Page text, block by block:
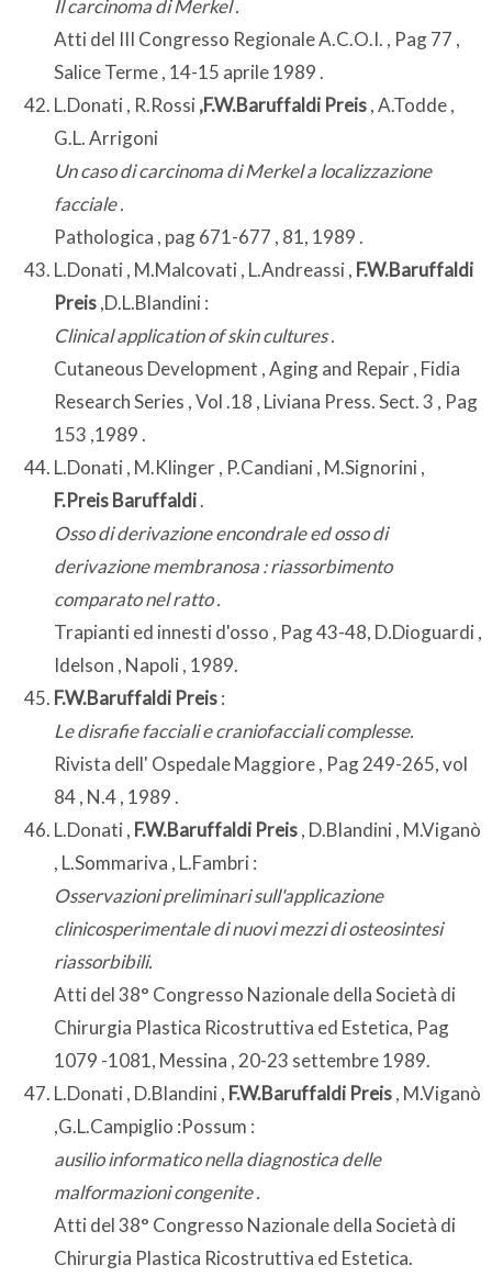
Il carcinoma di Merkel .
Atti del III Congresso Regionale A.C.O.I. , Pag 77 ,
Salice Terme , 14-15 aprile 1989 .
L.Donati , R.Rossi ,F.W.Baruffaldi Preis, A.Todde ,
G.L. Arrigoni
Un caso di carcinoma di Merkel a localizzazione
facciale .
Pathologica , pag 671-677 , 81, 1989 .
L.Donati , M.Malcovati , L.Andreassi , F.W.Baruffaldi
Preis,D.L.Blandini :
Clinical application of skin cultures .
Cutaneous Development , Aging and Repair , Fidia
Research Series , Vol .18 , Liviana Press. Sect. 3 , Pag
153 ,1989 .
L.Donati , M.Klinger , P.Candiani , M.Signorini ,
F.Preis Baruffaldi.
Osso di derivazione encondrale ed osso di
derivazione membranosa : riassorbimento
comparato nel ratto .
Trapianti ed innesti d'osso , Pag 43-48, D.Dioguardi ,
Idelson , Napoli , 1989.
F.W.Baruffaldi Preis:
Le disrafie facciali e craniofacciali complesse.
Rivista dell' Ospedale Maggiore , Pag 249-265, vol
84 , N.4 , 1989 .
L.Donati , F.W.Baruffaldi Preis, D.Blandini , M.Viganò
, L.Sommariva , L.Fambri :
Osservazioni preliminari sull'applicazione
clinicosperimentale di nuovi mezzi di osteosintesi
riassorbibili.
Atti del 38° Congresso Nazionale della Società di
Chirurgia Plastica Ricostruttiva ed Estetica, Pag
1079 -1081, Messina , 20-23 settembre 1989.
L.Donati , D.Blandini , F.W.Baruffaldi Preis, M.Viganò
,G.L.Campiglio :Possum :
ausilio informatico nella diagnostica delle
malformazioni congenite .
Atti del 38° Congresso Nazionale della Società di
Chirurgia Plastica Ricostruttiva ed Estetica.